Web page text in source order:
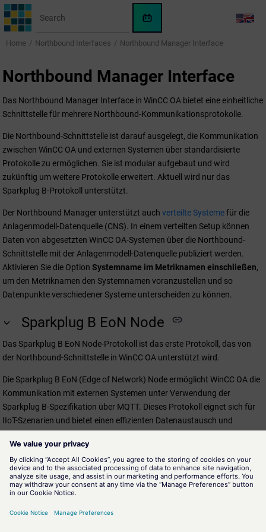
Jump to main content
WinCC
OA
KI-
LANG
Home Northbound Interfaces Northbound Manager Interface
Northbound Manager Interface
Das Northbound Manager Interface in WinCC OA bietet eine einheitliche
Schnittstelle für mehrere Northbound-Kommunikationsprotokolle.
Die Northbound-Schnittstelle ist darauf ausgelegt, die Kommunikation
zwischen WinCC OA und externen Systemen über standardisierte
Protokolle zu ermöglichen. Sie ist modular aufgebaut und wird
zukünftig um weitere Protokolle erweitert. Aktuell wird nur das
Sparkplug B-Protokoll unterstützt.
Der Northbound Manager unterstützt auch verteilte Systemefür die
Anlagenmodell-Datenquelle (CNS). In einem verteilten Setup können
Daten von abgesetzten WinCC OA-Systemen über die Northbound-
Schnittstelle mit der Anlagenmodell-Datenquelle publiziert werden.
Aktivieren Sie die Option Systemname im Metriknamen einschließen,
um den Metriknamen den Systemnamen voranzustellen und so
Datenpunkte verschiedener Systeme unterscheiden zu können.
Sparkplug B EoN Node
Das Sparkplug B EoN Node-Protokoll ist das erste Protokoll, das von
der Northbound-Schnittstelle in WinCC OA unterstützt wird.
Die Sparkplug B EoN (Edge of Network) Node ermöglicht WinCC OA die
Kommunikation mit externen Systemen unter Verwendung der
Sparkplug B-Spezifikation über MQTT. Dieses Protokoll eignet sich für
IIoT-Szenarien und bietet einen effizienten Datenaustausch und
Überblick über die Northbound Manager-Oberfläche
Dieses Kapitel bietet einen Überblick über die Northbound
Manager-Oberfläche und beschreibt die Hauptbereiche sowie
die Konfigurationsoptionen für die Datenquellen DP-Gruppe und